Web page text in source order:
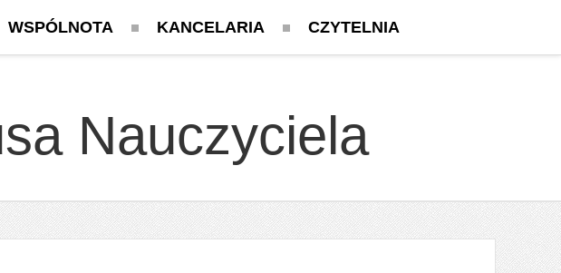
WSPÓLNOTA KANCELARIA CZYTELNIA
Nauczyciela